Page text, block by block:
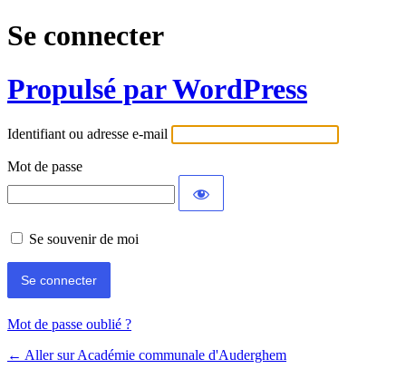
Se connecter
Propulsé par WordPress
Identifiant ou adresse e-mail
Mot de passe
Se souvenir de moi
Mot de passe oublié ?
← Aller sur Académie communale d'Auderghem